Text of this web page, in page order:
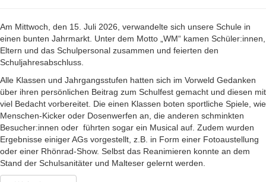
Am Mittwoch, den 15. Juli 2026, verwandelte sich unsere Schule in
einen bunten Jahrmarkt. Unter dem Motto „WM“ kamen Schüler:innen,
Eltern und das Schulpersonal zusammen und feierten den
Schuljahresabschluss.
Alle Klassen und Jahrgangsstufen hatten sich im Vorweld Gedanken
über ihren persönlichen Beitrag zum Schulfest gemacht und diesen mit
viel Bedacht vorbereitet. Die einen Klassen boten sportliche Spiele, wie
Menschen-Kicker oder Dosenwerfen an, die anderen schminkten
Besucher:innen oder führten sogar ein Musical auf. Zudem wurden
Ergebnisse einiger AGs vorgestellt, z.B. in Form einer Fotoaustellung
oder einer Rhönrad-Show. Selbst das Reanimieren konnte an dem
Stand der Schulsanitäter und Malteser gelernt werden.